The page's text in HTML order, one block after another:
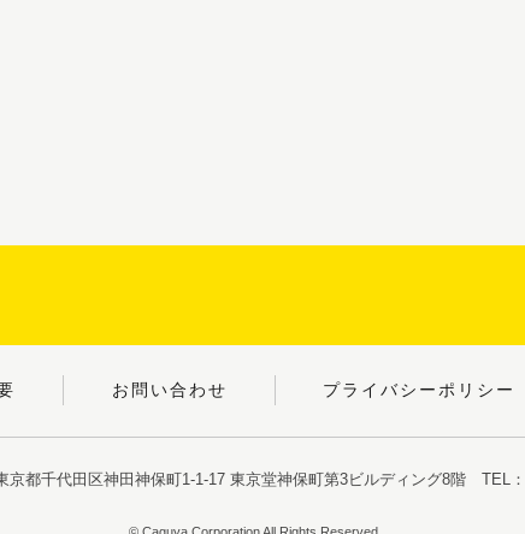
お問い合わせ プライバシーポリシー
京都千代田区神田神保町1-1-17 東京堂神保町第3ビルディング8階 TEL：